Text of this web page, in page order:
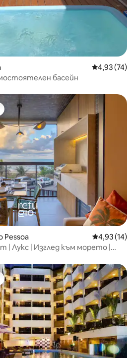
Средна
4,93 (74)
на плажа самостоятелен басейн
Средна
4,93 (14)
| Лукс | Изглед към морето |